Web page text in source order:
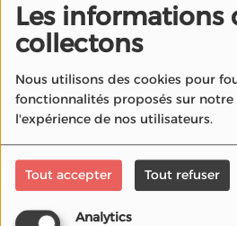
Les informations
collectons
Nous utilisons des cookies pour
fonctionnalités proposés sur
l'expérience de nos utilisateurs.
Tout accepter Tout refuser
Analytics
La radio
par les